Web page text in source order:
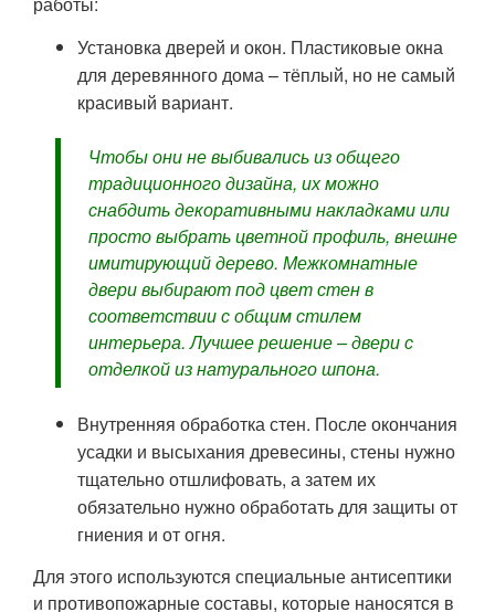
Установка дверей и окон. Пластиковые окна
для деревянного дома – тёплый, но не самый
красивый вариант.
Чтобы они не выбивались из общего
традиционного дизайна, их можно
снабдить декоративными накладками или
просто выбрать цветной профиль, внешне
имитирующий дерево. Межкомнатные
двери выбирают под цвет стен в
соответствии с общим стилем
интерьера. Лучшее решение – двери с
отделкой из натурального шпона.
Внутренняя обработка стен. После окончания
усадки и высыхания древесины, стены нужно
тщательно отшлифовать, а затем их
обязательно нужно обработать для защиты от
гниения и от огня.
Для этого используются специальные антисептики
и противопожарные составы, которые наносятся в